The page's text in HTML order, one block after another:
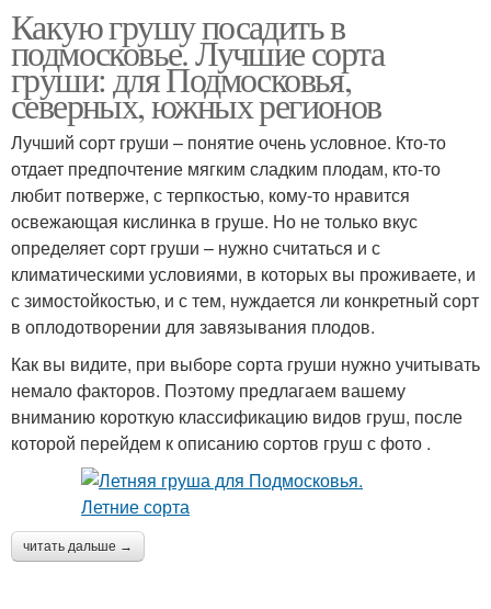
Какую грушу посадить в
подмосковье. Лучшие сорта
груши: для Подмосковья,
северных, южных регионов
Лучший сорт груши – понятие очень условное. Кто-то
отдает предпочтение мягким сладким плодам, кто-то
любит потверже, с терпкостью, кому-то нравится
освежающая кислинка в груше. Но не только вкус
определяет сорт груши – нужно считаться и с
климатическими условиями, в которых вы проживаете, и
с зимостойкостью, и с тем, нуждается ли конкретный сорт
в оплодотворении для завязывания плодов.
Как вы видите, при выборе сорта груши нужно учитывать
немало факторов. Поэтому предлагаем вашему
вниманию короткую классификацию видов груш, после
которой перейдем к описанию сортов груш с фото .
читать дальше →